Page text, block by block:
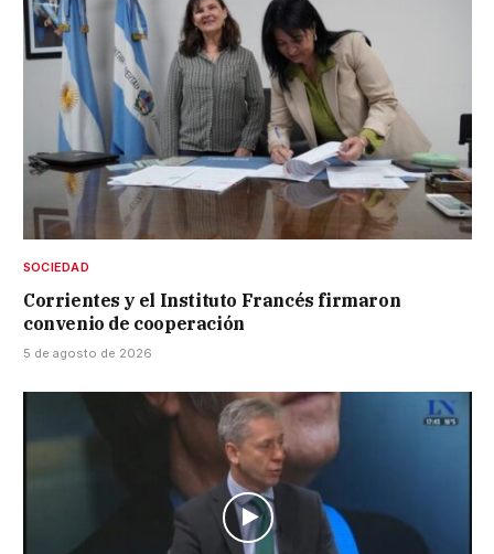
SOCIEDAD
Corrientes y el Instituto Francés firmaron
convenio de cooperación
5 de agosto de 2026